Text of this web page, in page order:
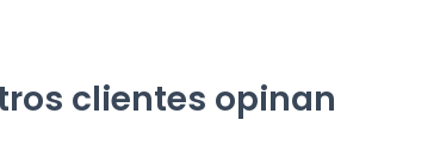
clientes opinan